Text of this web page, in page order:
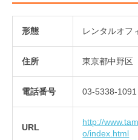
形態 レンタルオフ
住所 東京都中野区
電話番号 03-5338-1091
URL
http://
o/index.html